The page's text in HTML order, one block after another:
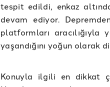
tespit edildi, enkaz
devam ediyor.
platformları aracılığıyla
yaşandığını yoğun olarak
Konuyla ilgili en dikkat